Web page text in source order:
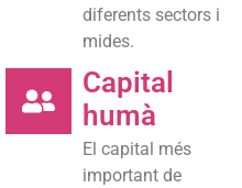
diferents sectors i
mides.
Capital
humà
El capital més
important de